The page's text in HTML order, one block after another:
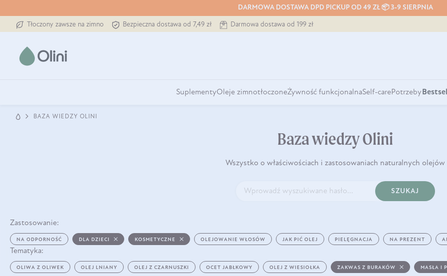
DARMOWA DOSTAWA DPD PICKUP OD 49 ZŁ 📦 3-9 SIERPNIA
Tłoczony zawsze na zimno Bezpieczna dostawa od 7,49 zł Darmowa dostawa od 199 zł
SuplementyOleje zimnotłoczoneŻywność funkcjonalnaSelf-carePotrzeby
BAZA WIEDZY OLINI
Baza wiedzy Olini
Wszystko o właściwościach i zastosowaniach naturalnych olejów
SZUKAJ
Zastosowanie:
NA ODPORNOŚĆ DLA DZIECI KOSMETYCZNE OLEJOWANIE WŁOSÓW JAK PIĆ OLEJ PIELĘGNACJA NA PREZENT
Tematyka:
OLIWA Z OLIWEK OLEJ LNIANY OLEJ Z CZARNUSZKI OCET JABŁKOWY OLEJ Z WIESIOŁKA ZAKWAS Z BURAKÓW MASŁA I